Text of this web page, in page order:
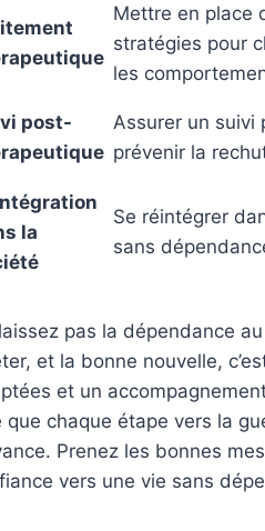
Mettre en place
stratégies pour
les
post-
Assurer un suivi
prévenir la
la
Se réintégrer
sans
pas la dépendance
et la bonne nouvelle,
et un
que chaque étape vers la
Prenez les bonnes
vers une vie sans